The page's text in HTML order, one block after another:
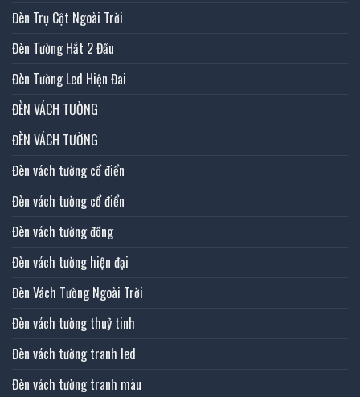
Đèn Trụ Cột Ngoài Trời
Đèn Tường Hắt 2 Đầu
Đèn Tường Led Hiện Đai
ĐÈN VÁCH TƯỜNG
ĐÈN VÁCH TƯỜNG
Đèn vách tường cổ điển
Đèn vách tường cổ điển
Đèn vách tường đồng
Đèn vách tường hiện đại
Đèn Vách Tường Ngoài Trời
Đèn vách tường thuỷ tinh
Đèn vách tường tranh led
Đèn vách tường tranh màu